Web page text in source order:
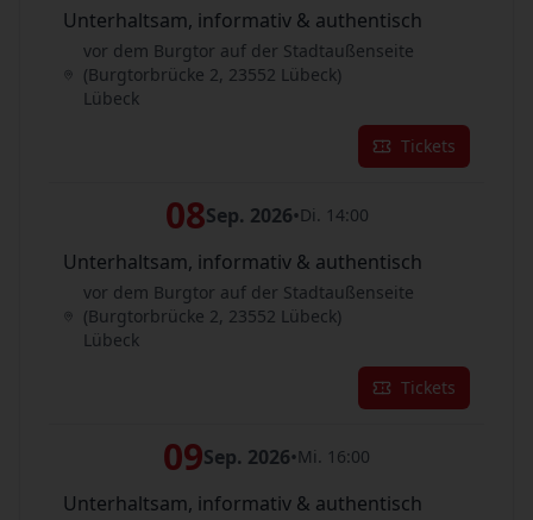
Unterhaltsam, informativ & authentisch
vor dem Burgtor auf der Stadtaußenseite
(Burgtorbrücke 2, 23552 Lübeck)
Lübeck
Tickets
08Sep. 2026•Di. 14:00
Unterhaltsam, informativ & authentisch
vor dem Burgtor auf der Stadtaußenseite
(Burgtorbrücke 2, 23552 Lübeck)
Lübeck
Tickets
09Sep. 2026•Mi. 16:00
Unterhaltsam, informativ & authentisch